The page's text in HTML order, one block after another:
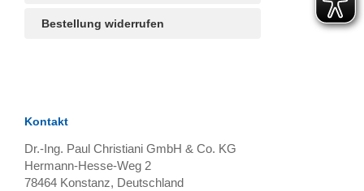
Bestellung widerrufen
Kontakt
Dr.-Ing. Paul Christiani GmbH & Co. KG
Hermann-Hesse-Weg 2
78464 Konstanz, Deutschland